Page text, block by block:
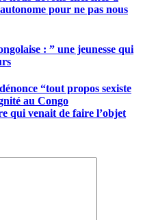
pour ne pas nous
: ” une jeunesse qui
“tout propos sexiste
au Congo
qui venait de faire l’objet